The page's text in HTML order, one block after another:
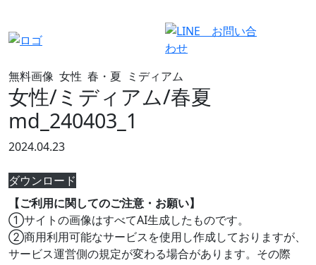
無料画像 女性 春・夏 ミディアム
女性/ミディアム/春夏
md_240403_1
2024.04.23
ダウンロード
【ご利用に関してのご注意・お願い】
①サイトの画像はすべてAI生成したものです。
②商用利用可能なサービスを使用し作成しておりますが、
サービス運営側の規定が変わる場合があります。その際